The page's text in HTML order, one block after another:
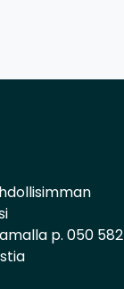
p. 050 582